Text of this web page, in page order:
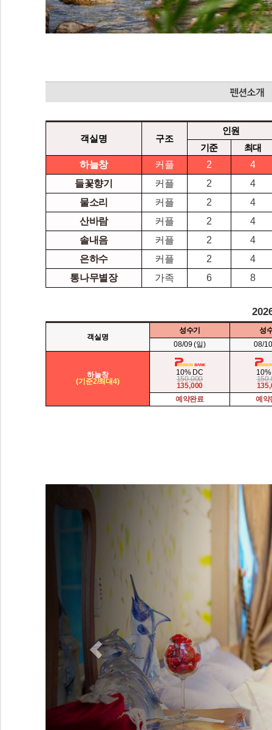
객실명 구조
인원
기준
최대
하늘창
커플 2
4
들꽃향기
커플 2
4
물소리
커플 2
4
산바람
커플 2
4
솔내음
커플 2
4
은하수
커플 2
4
통나무별장
가족 6 8